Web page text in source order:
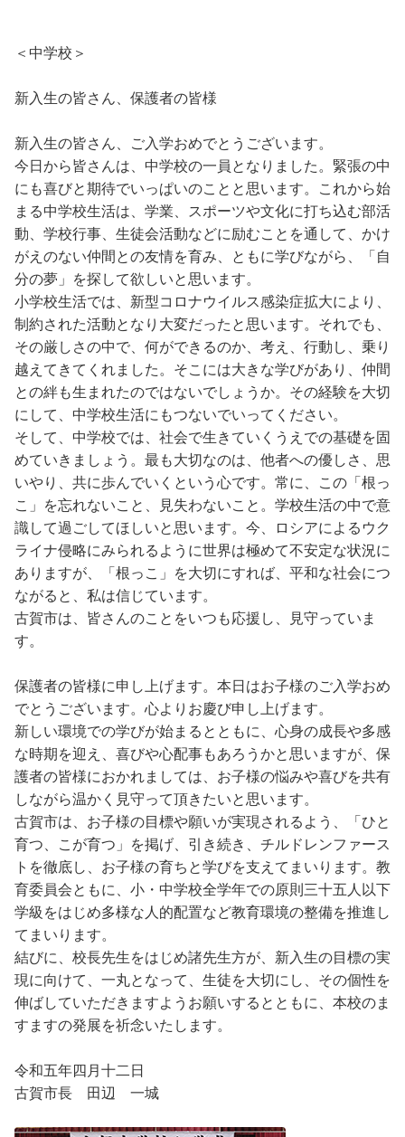
＜中学校＞
新入生の皆さん、保護者の皆様
新入生の皆さん、ご入学おめでとうございます。
今日から皆さんは、中学校の一員となりました。緊張の中
にも喜びと期待でいっぱいのことと思います。これから始
まる中学校生活は、学業、スポーツや文化に打ち込む部活
動、学校行事、生徒会活動などに励むことを通して、かけ
がえのない仲間との友情を育み、ともに学びながら、「自
分の夢」を探して欲しいと思います。
小学校生活では、新型コロナウイルス感染症拡大により、
制約された活動となり大変だったと思います。それでも、
その厳しさの中で、何ができるのか、考え、行動し、乗り
越えてきてくれました。そこには大きな学びがあり、仲間
との絆も生まれたのではないでしょうか。その経験を大切
にして、中学校生活にもつないでいってください。
そして、中学校では、社会で生きていくうえでの基礎を固
めていきましょう。最も大切なのは、他者への優しさ、思
いやり、共に歩んでいくという心です。常に、この「根っ
こ」を忘れないこと、見失わないこと。学校生活の中で意
識して過ごしてほしいと思います。今、ロシアによるウク
ライナ侵略にみられるように世界は極めて不安定な状況に
ありますが、「根っこ」を大切にすれば、平和な社会につ
ながると、私は信じています。
古賀市は、皆さんのことをいつも応援し、見守っていま
す。
保護者の皆様に申し上げます。本日はお子様のご入学おめ
でとうございます。心よりお慶び申し上げます。
新しい環境での学びが始まるとともに、心身の成長や多感
な時期を迎え、喜びや心配事もあろうかと思いますが、保
護者の皆様におかれましては、お子様の悩みや喜びを共有
しながら温かく見守って頂きたいと思います。
古賀市は、お子様の目標や願いが実現されるよう、「ひと
育つ、こが育つ」を掲げ、引き続き、チルドレンファース
トを徹底し、お子様の育ちと学びを支えてまいります。教
育委員会ともに、小・中学校全学年での原則三十五人以下
学級をはじめ多様な人的配置など教育環境の整備を推進し
てまいります。
結びに、校長先生をはじめ諸先生方が、新入生の目標の実
現に向けて、一丸となって、生徒を大切にし、その個性を
伸ばしていただきますようお願いするとともに、本校のま
すますの発展を祈念いたします。
令和五年四月十二日
古賀市長 田辺 一城